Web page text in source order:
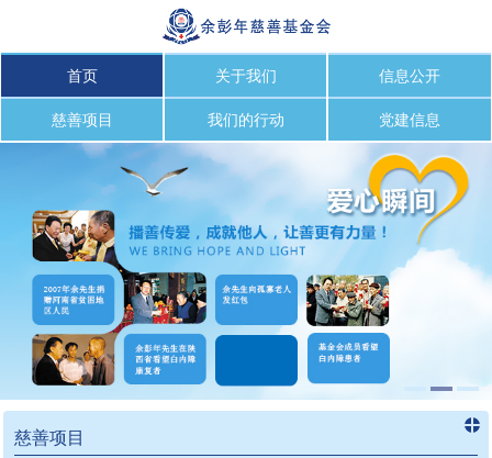
首页 关于我们 信息公开
慈善项目 我们的行动 党建信息
慈善项目
进入慈